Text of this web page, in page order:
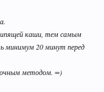
другими
просьба не
т.к.
и зачастую
все по
каши, тем самым
минимум 20 минут перед
методом. =)